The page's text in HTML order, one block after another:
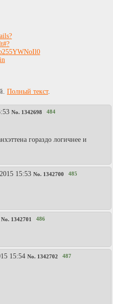
Полный текст.
No. 1342698 484
гораздо логичнее и
15:53 No. 1342700 485
No. 1342701 486
15:54 No. 1342702 487